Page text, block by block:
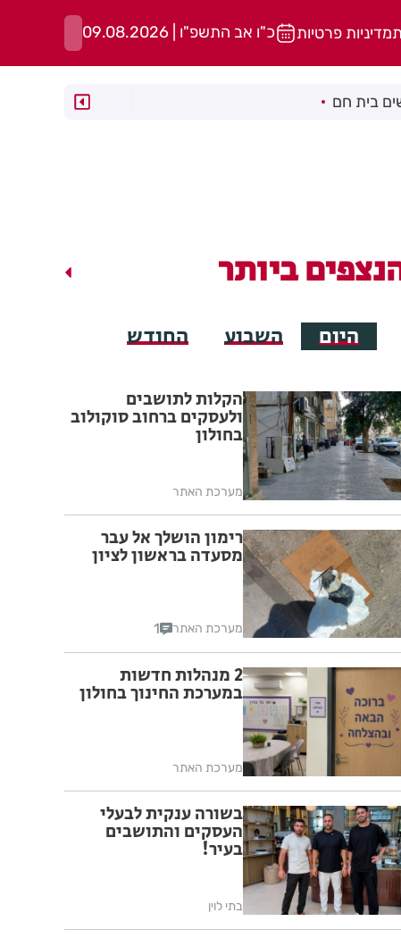
מדיניות פרטיות כ"ו אב התשפ"ו | 09.08.2026
בית חם
ביותר
היום השבוע החודש
הקלות לתושבים
ולעסקים ברחוב סוקולוב
בחולון
מערכת האתר
רימון הושלך אל עבר
מסעדה בראשון לציון
מערכת האתר 1
2 מנהלות חדשות
במערכת החינוך בחולון
מערכת האתר
בשורה ענקית לבעלי
העסקים והתושבים
בעיר!
בתי לוין